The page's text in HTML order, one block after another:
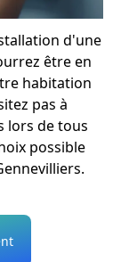
d'une
être en
habitation
pas à
lors de tous
possible